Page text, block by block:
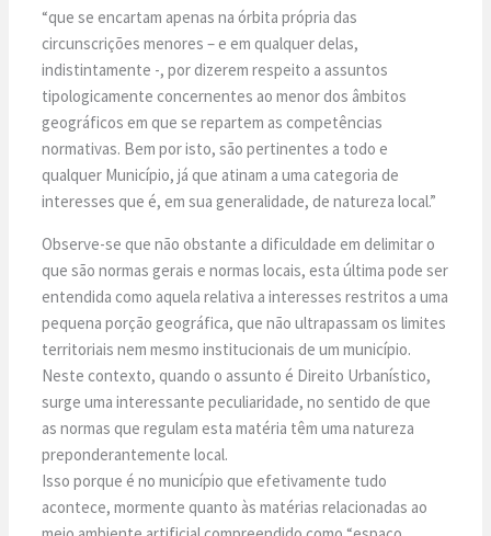
“que se encartam apenas na órbita própria das
circunscrições menores – e em qualquer delas,
indistintamente -, por dizerem respeito a assuntos
tipologicamente concernentes ao menor dos âmbitos
geográficos em que se repartem as competências
normativas. Bem por isto, são pertinentes a todo e
qualquer Município, já que atinam a uma categoria de
interesses que é, em sua generalidade, de natureza local.”
Observe-se que não obstante a dificuldade em delimitar o
que são normas gerais e normas locais, esta última pode ser
entendida como aquela relativa a interesses restritos a uma
pequena porção geográfica, que não ultrapassam os limites
territoriais nem mesmo institucionais de um município.
Neste contexto, quando o assunto é Direito Urbanístico,
surge uma interessante peculiaridade, no sentido de que
as normas que regulam esta matéria têm uma natureza
preponderantemente local.
Isso porque é no município que efetivamente tudo
acontece, mormente quanto às matérias relacionadas ao